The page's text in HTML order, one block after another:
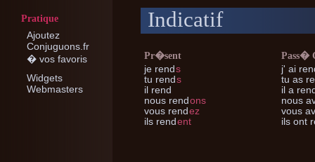
Pratique
Ajoutez
Conjuguons.fr
� vos favoris
Widgets
Webmasters
Indicatif
Pr�sent
je rends
tu rends
il rend
nous rendons
vous rendez
ils rendent
Pass�
j' ai
tu as
il a
nous
vous
ils ont